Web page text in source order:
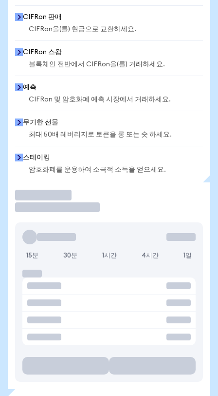
CIFRon 판매
CIFRon을(를) 현금으로 교환하세요.
CIFRon 스왑
블록체인 전반에서 CIFRon을(를) 거래하세요.
예측
CIFRon 및 암호화폐 예측 시장에서 거래하세요.
무기한 선물
최대 50배 레버리지로 토큰을 롱 또는 숏 하세요.
스테이킹
암호화폐를 운용하여 소극적 소득을 얻으세요.
15분 30분 1시간 4시간 1일